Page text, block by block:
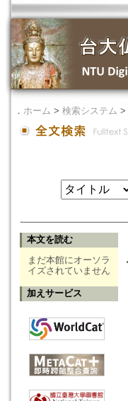
． ホーム > 検索システム >
本文を読む
まだ本館にオーソラ
イズされていません
加えサービス